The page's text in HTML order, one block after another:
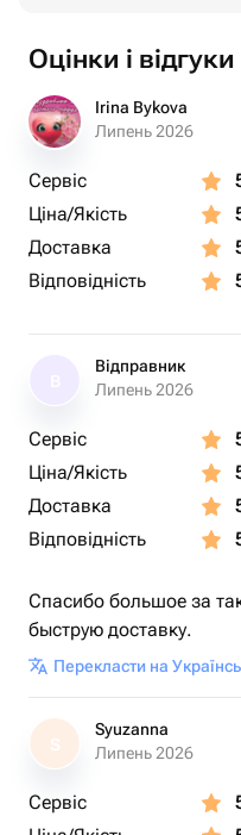
Оцінки і відгуки
Irina Bykova
Липень 2026
Сервіс
Ціна/Якість
Доставка
Відповідність
Відправник
Липень 2026
Сервіс
Ціна/Якість
Доставка
Відповідність
Спасибо большое за
быструю доставку.
Перекласти на
S
Syuzanna
Липень 2026
Сервіс